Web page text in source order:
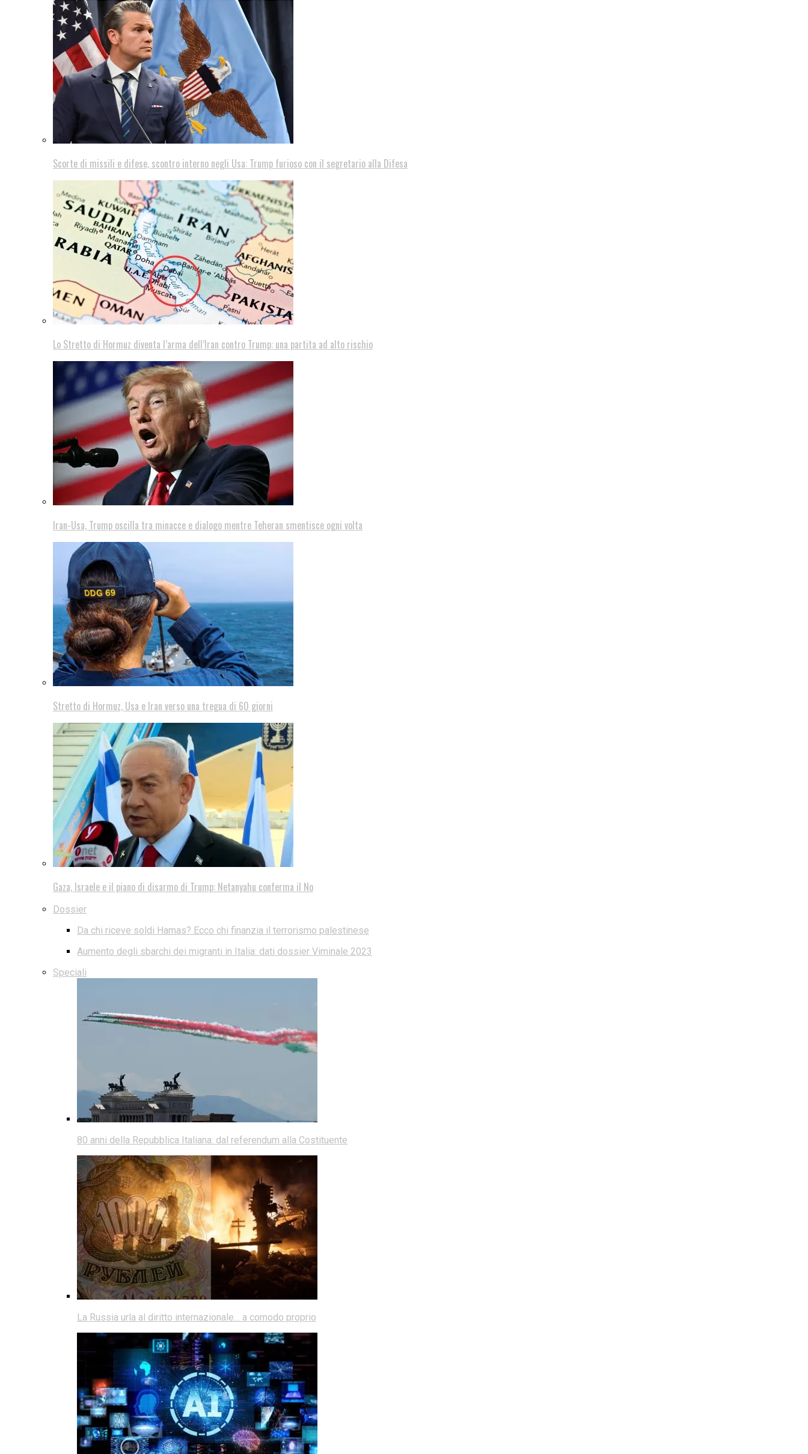
Scorte di missili e difese, scontro interno negli Usa: Trump furioso con il segretario alla Difesa
Lo Stretto di Hormuz diventa l’arma dell’Iran contro Trump: una partita ad alto rischio
Iran-Usa, Trump oscilla tra minacce e dialogo mentre Teheran smentisce ogni volta
Stretto di Hormuz, Usa e Iran verso una tregua di 60 giorni
Gaza, Israele e il piano di disarmo di Trump: Netanyahu conferma il No
Dossier
Da chi riceve soldi Hamas? Ecco chi finanzia il terrorismo palestinese
Aumento degli sbarchi dei migranti in Italia: dati dossier Viminale 2023
Speciali
80 anni della Repubblica Italiana: dal referendum alla Costituente
La Russia urla al diritto internazionale… a comodo proprio